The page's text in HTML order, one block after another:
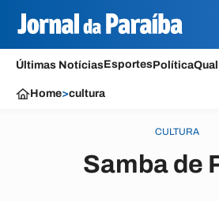
Últimas NotíciasEsportesPolítica
Home>cultura
CULTURA
Samba de